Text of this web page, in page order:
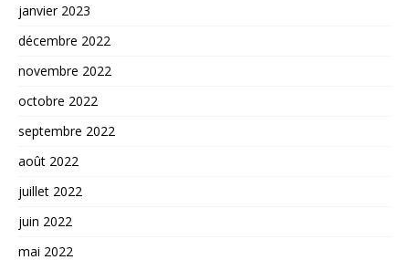
janvier 2023
décembre 2022
novembre 2022
octobre 2022
septembre 2022
août 2022
juillet 2022
juin 2022
mai 2022